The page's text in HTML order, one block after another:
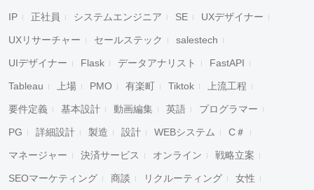
IP 正社員 システムエンジニア SE UXデザイナー
UXリサーチャー セールステック salestech
UIデザイナー Flask データアナリスト FastAPI
Tableau 上場 PMO 有楽町 Tiktok 上流工程
要件定義 基本設計 動画編集 英語 プログラマー
PG 詳細設計 製造 設計 WEBシステム C＃
マネージャー 決済サービス オンライン 戦略立案
SEOマーケティング 商談 リクルーティング 女性